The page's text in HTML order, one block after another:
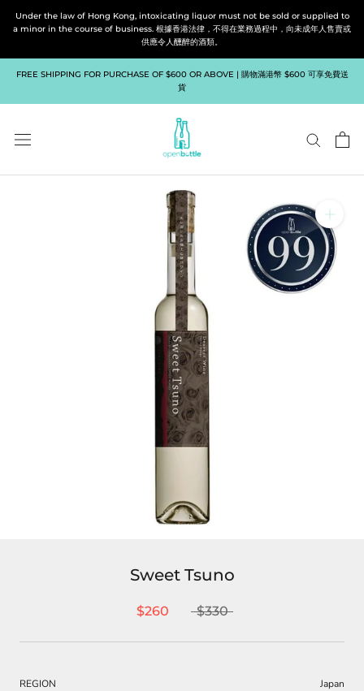
Under the law of Hong Kong, intoxicating liquor must not be sold or supplied to
a minor in the course of business. 根據香港法律，不得在業務過程中，向未成年人售賣或
供應令人醺醉的酒類。
FREE SHIPPING FOR PURCHASE OF $600 OR ABOVE | 購物滿港幣 $600 可享免費送
貨
Sweet Tsuno
$260 $330
REGION Japan